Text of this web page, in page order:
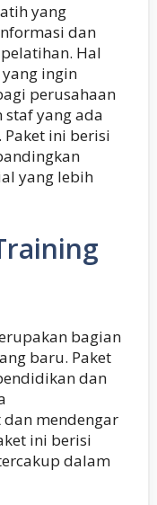
yang
dan
Hal
ingin
perusahaan
staf yang ada
ini berisi
yang lebih
bagian
baru. Paket
dan
mendengar
ini berisi
dalam